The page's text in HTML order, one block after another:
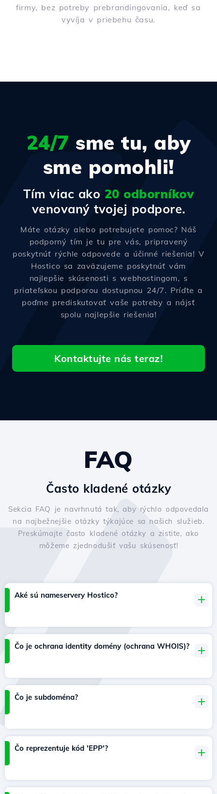
firmy, bez potreby prebrandingovania, keď sa
vyvíja v priebehu času.
24/7 sme tu, aby
sme pomohli!
Tím viac ako 20 odborníkov
venovaný tvojej podpore.
Máte otázky alebo potrebujete pomoc? Náš
podporný tím je tu pre vás, pripravený
poskytnúť rýchle odpovede a účinné riešenia! V
Hostico sa zaväzujeme poskytnúť vám
najlepšie skúsenosti s webhostingom, s
priateľskou podporou dostupnou 24/7. Príďte a
poďme prediskutovať vaše potreby a nájsť
spolu najlepšie riešenia!
Kontaktujte nás teraz!
FAQ
Často kladené otázky
Sekcia FAQ je navrhnutá tak, aby rýchlo odpovedala
na najbežnejšie otázky týkajúce sa našich služieb.
Preskúmajte často kladené otázky a zistite, ako
môžeme zjednodušiť vašu skúsenosť!
Aké sú nameservery Hostico?
Čo je ochrana identity domény (ochrana WHOIS)?
Čo je subdoména?
Čo reprezentuje kód 'EPP'?